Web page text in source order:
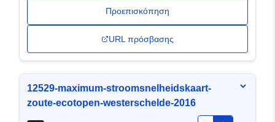
Προεπισκόπηση
URL πρόσβασης
12529-maximum-stroomsnelheidskaart-
zoute-ecotopen-westerschelde-2016